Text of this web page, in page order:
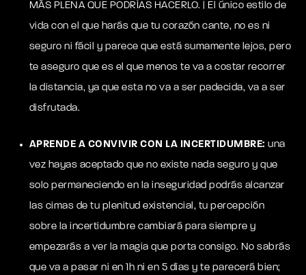
MÁS PLENA QUE PODRÍAS HACERLO. | El único estilo de
vida con el que harás que tu corazón cante, no es ni
seguro ni fácil y parece que está sumamente lejos, pero
te aseguro que es el que menos te va a costar recorrer
la distancia, ya que esta no va a ser padecida, va a ser
disfrutada.
APRENDE A CONVIVIR CON LA INCERTIDUMBRE: una
vez hayas aceptado que no existe nada seguro y que
solo permaneciendo en la inseguridad podrás alcanzar
las cimas de tu plenitud existencial, tu percepción
sobre la incertidumbre cambiará para siempre y
empezarás a ver la magia que porta consigo. No sabrás
que va a pasar ni en 1h ni en 5 días y te parecerá bien;